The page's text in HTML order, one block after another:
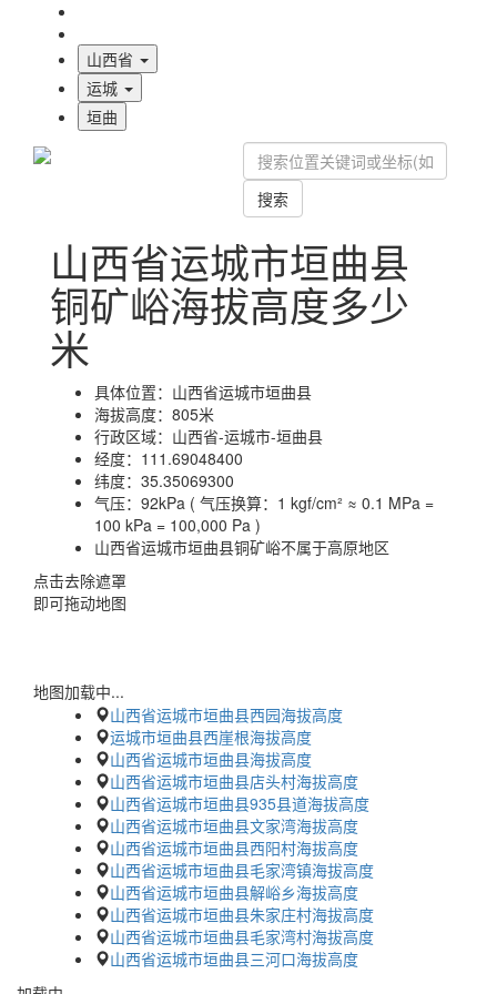
山西省
运城
垣曲
搜索
山西省运城市垣曲县
铜矿峪海拔高度多少
米
具体位置： 山西省运城市垣曲县
海拔高度： 805米
行政区域： 山西省-运城市-垣曲县
经度： 111.69048400
纬度： 35.35069300
气压： 92kPa ( 气压换算：1 kgf/cm² ≈ 0.1 MPa =
100 kPa = 100,000 Pa )
山西省运城市垣曲县铜矿峪不属于高原地区
点击去除遮罩
即可拖动地图
地图加载中...
山西省运城市垣曲县西园海拔高度
运城市垣曲县西崖根海拔高度
山西省运城市垣曲县海拔高度
山西省运城市垣曲县店头村海拔高度
山西省运城市垣曲县935县道海拔高度
山西省运城市垣曲县文家湾海拔高度
山西省运城市垣曲县西阳村海拔高度
山西省运城市垣曲县毛家湾镇海拔高度
山西省运城市垣曲县解峪乡海拔高度
山西省运城市垣曲县朱家庄村海拔高度
山西省运城市垣曲县毛家湾村海拔高度
山西省运城市垣曲县三河口海拔高度